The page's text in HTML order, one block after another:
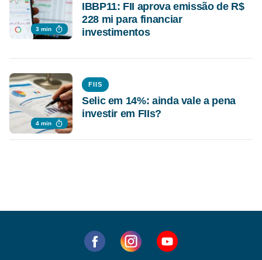
3 min
IBBP11: FII aprova emissão de R$
228 mi para financiar
investimentos
4 min
FIIS
Selic em 14%: ainda vale a pena
investir em FIIs?